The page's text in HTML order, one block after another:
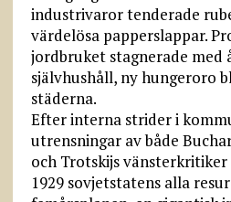
industrivaror tenderade
värdelösa papperslappar.
jordbruket stagnerade med
självhushåll, ny hungeroro
städerna.
Efter interna strider i
utrensningar av både
och Trotskijs
1929 sovjetstatens alla